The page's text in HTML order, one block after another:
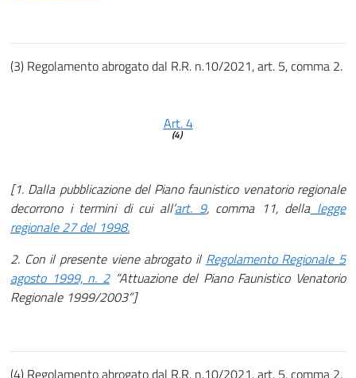
(3) Regolamento abrogato dal R.R. n.10/2021, art. 5, comma 2.
Art. 4
(4)
[1. Dalla pubblicazione del Piano faunistico venatorio regionale
decorrono i termini di cui all’art. 9, comma 11, dellalegge
regionale 27 del 1998.
2. Con il presente viene abrogato il Regolamento Regionale 5
agosto 1999, n. 2“Attuazione del Piano Faunistico Venatorio
Regionale 1999/2003”]